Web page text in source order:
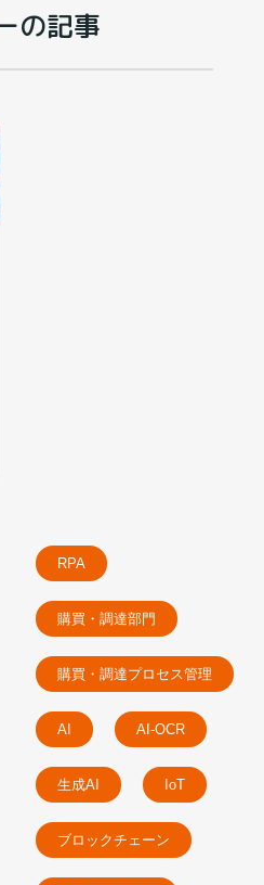
の記事
RPA
購買・調達部門
購買・調達プロセス管理
AI AI-OCR
生成AI IoT
ブロックチェーン